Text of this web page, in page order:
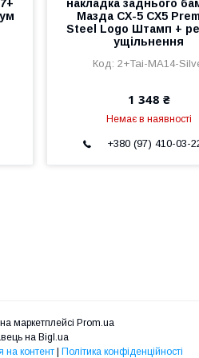
накладка заднього
Мазда СХ-5 СХ5
Steel Logo Штамп +
ущільнення
2+Tai-MA14-
1 348 ₴
Немає в наявності
+380 (97) 410-03-
маркетплейсі Prom.ua
на Bigl.ua
на контент | Політика конфіденційності